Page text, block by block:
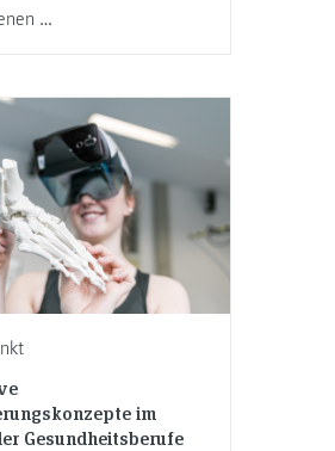
…
im
Gesundheitsberufe